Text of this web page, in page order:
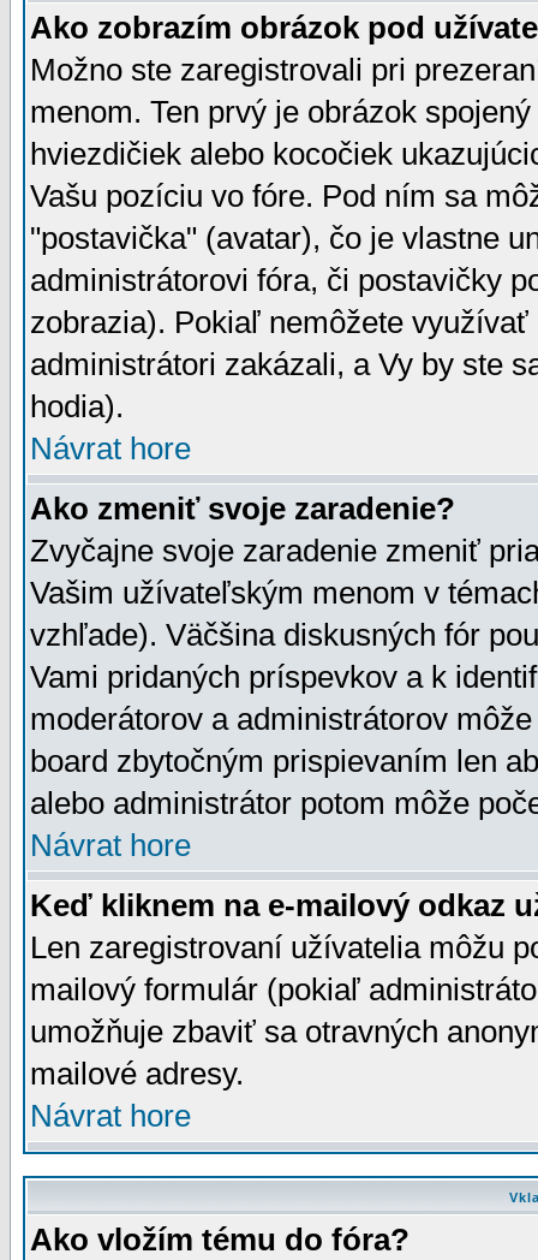
Ako zobrazím obrázok pod
Možno ste zaregistrovali pri
menom. Ten prvý je obrázok
hviezdičiek alebo kocočiek
Vašu pozíciu vo fóre. Pod ním sa
"postavička" (avatar), čo je vlastne
administrátorovi fóra, či postavičky
zobrazia). Pokiaľ nemôžete
administrátori zakázali, a Vy by ste
hodia).
Návrat hore
Ako zmeniť svoje zaradenie?
Zvyčajne svoje zaradenie zmeniť
Vašim užívateľským menom v
vzhľade). Väčšina diskusných fór
Vami pridaných príspevkov a k
moderátorov a administrátorov
board zbytočným prispievaním len
alebo administrátor potom môže
Návrat hore
Keď kliknem na e-mailový odkaz
Len zaregistrovaní užívatelia môžu
mailový formulár (pokiaľ
umožňuje zbaviť sa otravných
mailové adresy.
Návrat hore
Ako vložím tému do fóra?